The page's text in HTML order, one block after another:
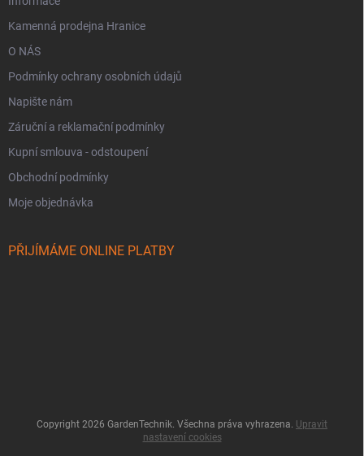
Kamenná prodejna Hranice
O NÁS
Podmínky ochrany osobních údajů
Napište nám
Záruční a reklamační podmínky
Kupní smlouva - odstoupení
Obchodní podmínky
Moje objednávka
PŘIJÍMÁME ONLINE PLATBY
Copyright 2026 GardenTechnik. Všechna práva vyhrazena. Upravit
nastavení cookies